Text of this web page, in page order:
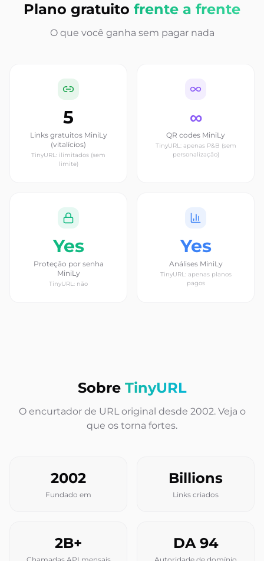
Plano gratuito frente a frente
O que você ganha sem pagar nada
5
Links gratuitos MiniLy
(vitalícios)
TinyURL: ilimitados (sem
limite)
∞
QR codes MiniLy
TinyURL: apenas P&B (sem
personalização)
Yes
Proteção por senha
MiniLy
TinyURL: não
Yes
Análises MiniLy
TinyURL: apenas planos
pagos
Sobre TinyURL
O encurtador de URL original desde 2002. Veja o
que os torna fortes.
2002
Fundado em
Billions
Links criados
2B+ DA 94